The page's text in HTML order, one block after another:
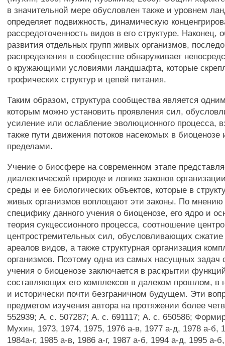
в значительной мере обусловлен также и уровнем
определяет подвижность, динамическую
рассредоточенность видов в его структуре. Наконец,
развития отдельных групп живых организмов,
распределения в сообществе обнаруживает
о кружающими условиями ландшафта, которые
трофических структур и цепей питания.
Таким образом, структура сообщества является
которым можно установить проявления сил,
усиление или ослабление эволюционного процесса,
также пути движения потоков насекомых в биоценозе
пределами.
Учение о биосфере на современном этапе
диалектической природе и логике законов
среды и ее биологических объектов, которые в
живых организмов воплощают эти законы. По мнению
специфику данного учения о биоценозе, его ядро и
теория сукцессионного процесса, соотношение
центростремительных сил, обусловливающих
ареалов видов, а также структурная организация
организмов. Поэтому одна из самых насущных задач
учения о биоценозе заключается в раскрытии
составляющих его комплексов в далеком прошлом, в
и исторически почти безграничном будущем. Эти
предметом изучения автора на протяжении более
552939; А. с. 507287; А. с. 691117; А. с. 650586;
Мухин, 1973, 1974, 1975, 1976 а-в, 1977 а-д, 1978 а-б,
1984а-г, 1985 а-в, 1986 а-г, 1987 а-б, 1994 а-д, 1995 а-